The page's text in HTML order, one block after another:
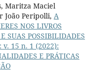
Maritza Maciel
João Peripolli, A
NOS LIVROS
SUAS POSSIBILIDADES
15 n. 1 (2022):
E PRÁTICAS